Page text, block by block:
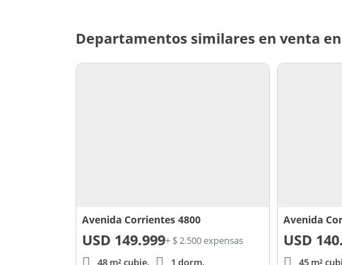
Departamentos similares en venta
Avenida Corrientes 4800
USD 149.999+ $ 2.500 expensas
48 m² cubie.
1 dorm.
Avenida
USD
45 m²